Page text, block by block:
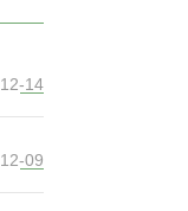
14
09